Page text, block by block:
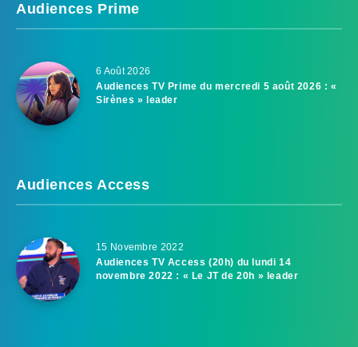
Audiences Prime
6 Août 2026
Audiences TV Prime du mercredi 5 août 2026 : «
Sirènes » leader
Audiences Access
15 Novembre 2022
Audiences TV Access (20h) du lundi 14
novembre 2022 : « Le JT de 20h » leader